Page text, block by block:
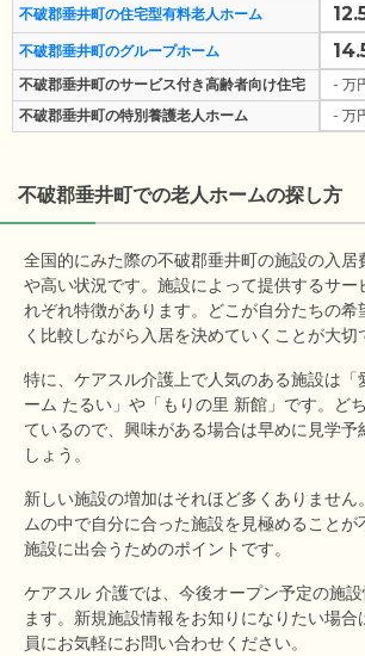
不破郡垂井町の住宅型有料老人ホーム
不破郡垂井町のグループホーム
不破郡垂井町のサービス付き高齢者向け住宅
- 万
不破郡垂井町の特別養護老人ホーム
- 万
不破郡垂井町での老人ホームの探し方
全国的にみた際の不破郡垂井町の施設の入居
や高い状況です。施設によって提供するサー
れぞれ特徴があります。どこが自分たちの希
く比較しながら入居を決めていくことが大切
特に、ケアスル介護上で人気のある施設は「
ーム たるい」や「もりの里 新館」です。ど
ているので、興味がある場合は早めに見学
しょう。
新しい施設の増加はそれほど多くありません
ムの中で自分に合った施設を見極めること
施設に出会うためのポイントです。
ケアスル 介護では、今後オープン予定の施
ます。新規施設情報をお知りになりたい場合
員にお気軽にお問い合わせください。